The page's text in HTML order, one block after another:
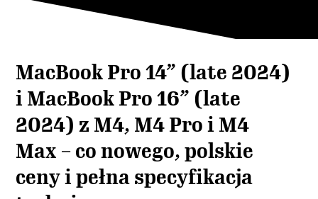
MacBook Pro 14” (late 2024)
i MacBook Pro 16” (late
2024) z M4, M4 Pro i M4
Max – co nowego, polskie
ceny i pełna specyfikacja